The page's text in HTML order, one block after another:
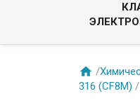
 /
316 (CF8M) /